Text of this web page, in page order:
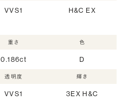
VVS1 H&C EX
重さ
0.186ct
色
D
透明度
VVS1
輝き
3EX H&C